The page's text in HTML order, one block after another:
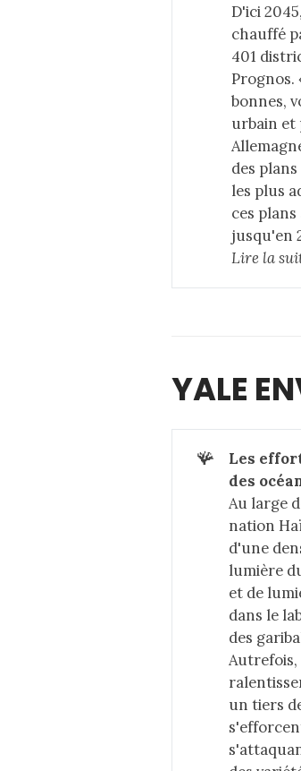
D'ici
chauffé
401
Prognos.
bonnes,
urbain et
des
les plus
ces
jusqu'en
Lire la
YALE
🪸
Les
des
Au large
nation
d'une
lumière
et de
dans le
des
Autrefois,
un tiers